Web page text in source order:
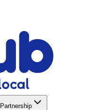
Partnership